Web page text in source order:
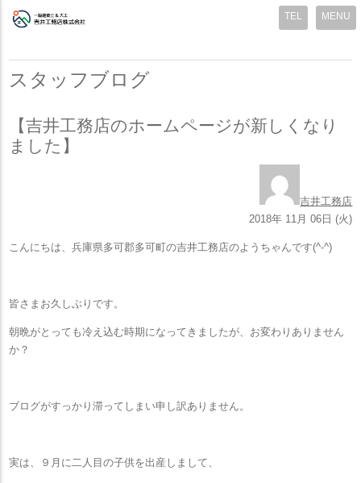
MENU
スタッフブログ
【吉井工務店のホームページが新しくなり
ました】
吉井工務店
2018年 11月 06日 (火)
こんにちは、兵庫県多可郡多可町の吉井工務店のようちゃんです(^-^)
皆さまお久しぶりです。
朝晩がとっても冷え込む時期になってきましたが、お変わりありません
か？
ブログがすっかり滞ってしまい申し訳ありません。
実は、９月に二人目の子供を出産しまして、